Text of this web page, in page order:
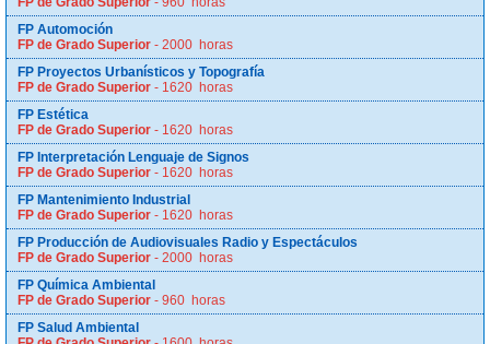
FP Automoción
FP de Grado Superior - 2000 horas
FP Proyectos Urbanísticos y Topografía
FP de Grado Superior - 1620 horas
FP Estética
FP de Grado Superior - 1620 horas
FP Interpretación Lenguaje de Signos
FP de Grado Superior - 1620 horas
FP Mantenimiento Industrial
FP de Grado Superior - 1620 horas
FP Producción de Audiovisuales Radio y Espectáculos
FP de Grado Superior - 2000 horas
FP Química Ambiental
FP de Grado Superior - 960 horas
FP Salud Ambiental